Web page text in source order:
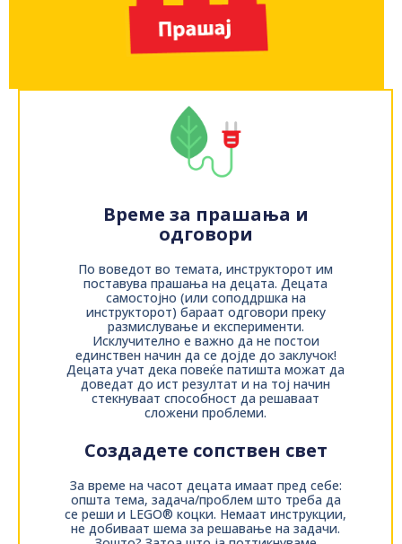
Време за прашања и
одговори
По воведот во темата, инструкторот им
поставува прашања на децата. Децата
самостојно (или соподдршка на
инструкторот) бараат одговори преку
размислување и експерименти.
Исклучително е важно да не постои
единствен начин да се дојде до заклучок!
Децата учат дека повеќе патишта можат да
доведат до ист резултат и на тој начин
стекнуваат способност да решаваат
сложени проблеми.
Создадете сопствен свет
За време на часот децата имаат пред себе:
општа тема, задача/проблем што треба да
се реши и LEGO® коцки. Немаат инструкции,
не добиваат шема за решавање на задачи.